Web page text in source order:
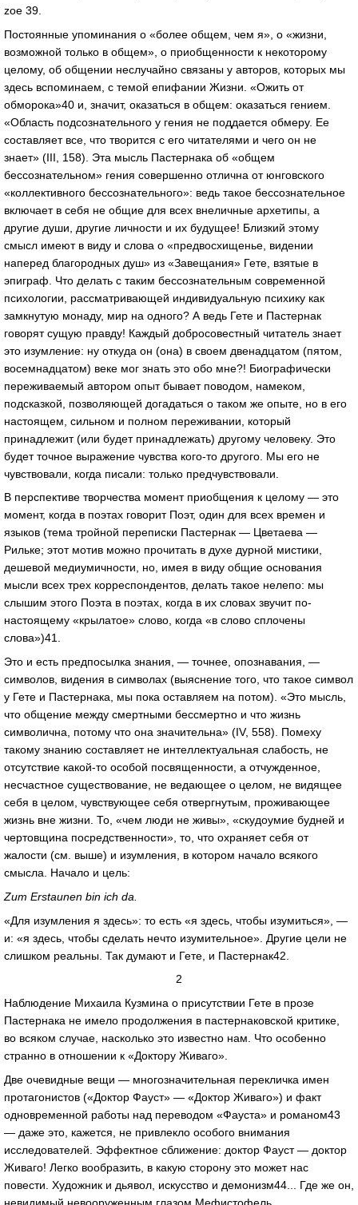
zoe 39.
Постоянные упоминания о «более общем, чем я», о «жизни,
возможной только в общем», о приобщенности к некоторому
целому, об общении неслучайно связаны у авторов, которых мы
здесь вспоминаем, с темой епифании Жизни. «Ожить от
обморока»40 и, значит, оказаться в общем: оказаться гением.
«Область подсознательного у гения не поддается обмеру. Ее
составляет все, что творится с его читателями и чего он не
знает» (III, 158). Эта мысль Пастернака об «общем
бессознательном» гения совершенно отлична от юнговского
«коллективного бессознательного»: ведь такое бессознательное
включает в себя не общие для всех внеличные архетипы, а
другие души, другие личности и их будущее! Близкий этому
смысл имеют в виду и слова о «предвосхищенье, видении
наперед благородных душ» из «Завещания» Гете, взятые в
эпиграф. Что делать с таким бессознательным современной
психологии, рассматривающей индивидуальную психику как
замкнутую монаду, мир на одного? А ведь Гете и Пастернак
говорят cущую правду! Каждый добросовестный читатель знает
это изумление: ну откуда он (она) в своем двенадцатом (пятом,
восемнадцатом) веке мог знать это обо мне?! Биографически
переживаемый автором опыт бывает поводом, намеком,
подсказкой, позволяющей догадаться о таком же опыте, но в его
настоящем, сильном и полном переживании, который
принадлежит (или будет принадлежать) другому человеку. Это
будет точное выражение чувства кого-то другого. Мы его не
чувствовали, когда писали: только предчувствовали.
В перспективе творчества момент приобщения к целому — это
момент, когда в поэтах говорит Поэт, один для всех времен и
языков (тема тройной переписки Пастернак — Цветаева —
Рильке; этот мотив можно прочитать в духе дурной мистики,
дешевой медиумичности, но, имея в виду общие основания
мысли всех трех корреспондентов, делать такое нелепо: мы
слышим этого Поэта в поэтах, когда в их словах звучит по-
настоящему «крылатое» слово, когда «в слово сплочены
слова»)41.
Это и есть предпосылка знания, — точнее, опознавания, —
символов, видения в символах (выяснение того, что такое символ
у Гете и Пастернака, мы пока оставляем на потом). «Это мысль,
что общение между смертными бессмертно и что жизнь
символична, потому что она значительна» (IV, 558). Помеху
такому знанию составляет не интеллектуальная слабость, не
отсутствие какой-то особой посвященности, а отчужденное,
несчастное существование, не ведающее о целом, не видящее
себя в целом, чувствующее себя отвергнутым, проживающее
жизнь вне жизни. То, «чем люди не живы», «скудоумие будней и
чертовщина посредственности», то, что охраняет себя от
жалости (см. выше) и изумления, в котором начало всякого
смысла. Начало и цель:
Zum Erstaunen bin ich da.
«Для изумления я здесь»: то есть «я здесь, чтобы изумиться», —
и: «я здесь, чтобы сделать нечто изумительное». Другие цели не
слишком реальны. Так думают и Гете, и Пастернак42.
2
Наблюдение Михаила Кузмина о присутствии Гете в прозе
Пастернака не имело продолжения в пастернаковской критике,
во всяком случае, насколько это известно нам. Что особенно
странно в отношении к «Доктору Живаго».
Две очевидные вещи — многозначительная перекличка имен
протагонистов («Доктор Фауст» — «Доктор Живаго») и факт
одновременной работы над переводом «Фауста» и романом43
— даже это, кажется, не привлекло особого внимания
исследователей. Эффектное сближение: доктор Фауст — доктор
Живаго! Легко вообразить, в какую сторону это может нас
повести. Художник и дьявол, искусство и демонизм44... Где же он,